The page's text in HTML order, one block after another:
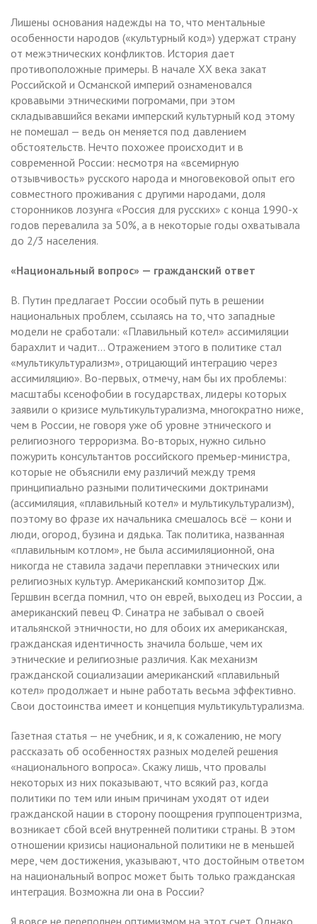
Лишены основания надежды на то, что ментальные
особенности народов («культурный код») удержат страну
от межэтнических конфликтов. История дает
противоположные примеры. В начале XX века закат
Российской и Османской империй ознаменовался
кровавыми этническими погромами, при этом
складывавшийся веками имперский культурный код этому
не помешал — ведь он меняется под давлением
обстоятельств. Нечто похожее происходит и в
современной России: несмотря на «всемирную
отзывчивость» русского народа и многовековой опыт его
совместного проживания с другими народами, доля
сторонников лозунга «Россия для русских» с конца 1990-х
годов перевалила за 50%, а в некоторые годы охватывала
до 2/3 населения.
«Национальный вопрос» — гражданский ответ
В. Путин предлагает России особый путь в решении
национальных проблем, ссылаясь на то, что западные
модели не сработали: «Плавильный котел» ассимиляции
барахлит и чадит… Отражением этого в политике стал
«мультикультурализм», отрицающий интеграцию через
ассимиляцию». Во-первых, отмечу, нам бы их проблемы:
масштабы ксенофобии в государствах, лидеры которых
заявили о кризисе мультикультурализма, многократно ниже,
чем в России, не говоря уже об уровне этнического и
религиозного терроризма. Во-вторых, нужно сильно
пожурить консультантов российского премьер-министра,
которые не объяснили ему различий между тремя
принципиально разными политическими доктринами
(ассимиляция, «плавильный котел» и мультикультурализм),
поэтому во фразе их начальника смешалось всё — кони и
люди, огород, бузина и дядька. Так политика, названная
«плавильным котлом», не была ассимиляционной, она
никогда не ставила задачи переплавки этнических или
религиозных культур. Американский композитор Дж.
Гершвин всегда помнил, что он еврей, выходец из России, а
американский певец Ф. Синатра не забывал о своей
итальянской этничности, но для обоих их американская,
гражданская идентичность значила больше, чем их
этнические и религиозные различия. Как механизм
гражданской социализации американский «плавильный
котел» продолжает и ныне работать весьма эффективно.
Свои достоинства имеет и концепция мультикультурализма.
Газетная статья — не учебник, и я, к сожалению, не могу
рассказать об особенностях разных моделей решения
«национального вопроса». Скажу лишь, что провалы
некоторых из них показывают, что всякий раз, когда
политики по тем или иным причинам уходят от идеи
гражданской нации в сторону поощрения группоцентризма,
возникает сбой всей внутренней политики страны. В этом
отношении кризисы национальной политики не в меньшей
мере, чем достижения, указывают, что достойным ответом
на национальный вопрос может быть только гражданская
интеграция. Возможна ли она в России?
Я вовсе не переполнен оптимизмом на этот счет. Однако